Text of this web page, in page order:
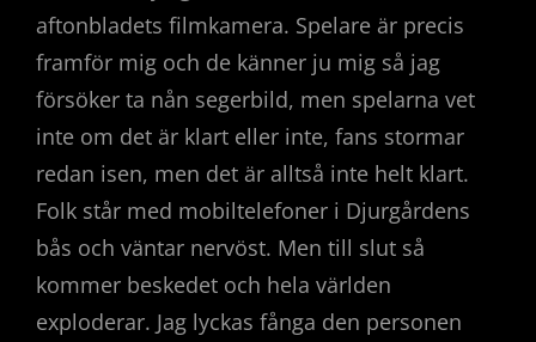
aftonbladets filmkamera. Spelare är precis
framför mig och de känner ju mig så jag
försöker ta nån segerbild, men spelarna vet
inte om det är klart eller inte, fans stormar
redan isen, men det är alltså inte helt klart.
Folk står med mobiltelefoner i Djurgårdens
bås och väntar nervöst. Men till slut så
kommer beskedet och hela världen
exploderar. Jag lyckas fånga den personen